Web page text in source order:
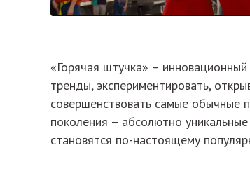
«Горячая штучка» –
тренды, экспериментировать,
совершенствовать самые обычные
поколения – абсолютно
становятся по-настоящему